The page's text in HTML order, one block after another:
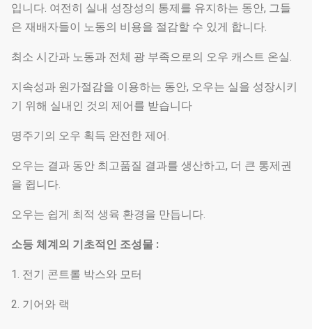
입니다. 여전히 실내 성장성의 통제를 유지하는 동안, 그들
은 재배자들이 노동의 비용을 절감할 수 있게 합니다.
최소 시간과 노동과 전체 광 부족으로의 오우 캐스트 온실.
지속성과 원가절감을 이용하는 동안, 오우는 실을 성장시키
기 위해 실내인 것의 제어를 받습니다
명주기의 오우 획득 완전한 제어.
오우는 결과 동안 최고품질 결과를 생산하고, 더 큰 통제권
을 쥡니다.
오우는 쉽게 최적 생육 환경을 만듭니다.
소등 체계의 기초적인 조성물 :
1. 전기 콘트롤 박스와 모터
2. 기어와 랙